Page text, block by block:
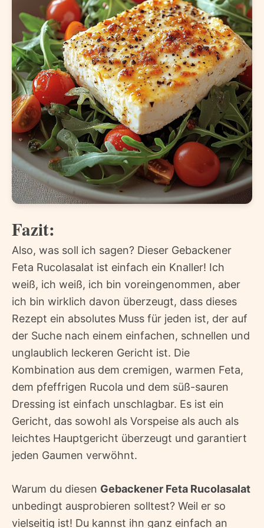
Fazit:
Also, was soll ich sagen? Dieser Gebackener
Feta Rucolasalat ist einfach ein Knaller! Ich
weiß, ich weiß, ich bin voreingenommen, aber
ich bin wirklich davon überzeugt, dass dieses
Rezept ein absolutes Muss für jeden ist, der auf
der Suche nach einem einfachen, schnellen und
unglaublich leckeren Gericht ist. Die
Kombination aus dem cremigen, warmen Feta,
dem pfeffrigen Rucola und dem süß-sauren
Dressing ist einfach unschlagbar. Es ist ein
Gericht, das sowohl als Vorspeise als auch als
leichtes Hauptgericht überzeugt und garantiert
jeden Gaumen verwöhnt.
Warum du diesen Gebackener Feta Rucolasalat
unbedingt ausprobieren solltest? Weil er so
vielseitig ist! Du kannst ihn ganz einfach an